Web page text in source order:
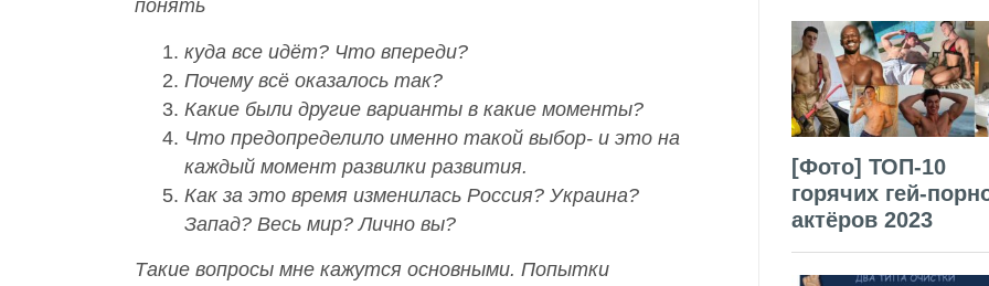
понять
куда все идёт? Что впереди?
Почему всё оказалось так?
Какие были другие варианты в какие моменты?
Что предопределило именно такой выбор- и это на
каждый момент развилки развития.
Как за это время изменилась Россия? Украина?
Запад? Весь мир? Лично вы?
Такие вопросы мне кажутся основными. Попытки
[Фото] ТОП-10
горячих гей-
актёров 2023